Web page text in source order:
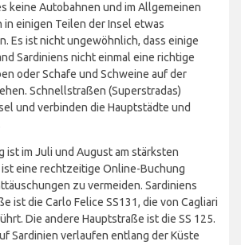
keine Autobahnen und im Allgemeinen
in einigen Teilen der Insel etwas
Es ist nicht ungewöhnlich, dass einige
Sardiniens nicht einmal eine richtige
oder Schafe und Schweine auf der
Schnellstraßen (Superstradas)
und verbinden die Hauptstädte und
ist im Juli und August am stärksten
eine rechtzeitige Online-Buchung
zu vermeiden. Sardiniens
ist die Carlo Felice SS131, die von Cagliari
Die andere Hauptstraße ist die SS 125.
Sardinien verlaufen entlang der Küste